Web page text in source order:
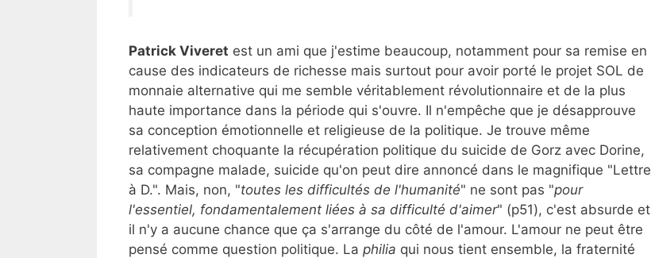
Patrick Viveret est un ami que j'estime beaucoup, notamment pour sa remise en
cause des indicateurs de richesse mais surtout pour avoir porté le projet SOL de
monnaie alternative qui me semble véritablement révolutionnaire et de la plus
haute importance dans la période qui s'ouvre. Il n'empêche que je désapprouve
sa conception émotionnelle et religieuse de la politique. Je trouve même
relativement choquante la récupération politique du suicide de Gorz avec Dorine,
sa compagne malade, suicide qu'on peut dire annoncé dans le magnifique "Lettre
à D.". Mais, non, "toutes les difficultés de l'humanité" ne sont pas "pour
l'essentiel, fondamentalement liées à sa difficulté d'aimer" (p51), c'est absurde et
il n'y a aucune chance que ça s'arrange du côté de l'amour. L'amour ne peut être
pensé comme question politique. La philia qui nous tient ensemble, la fraternité